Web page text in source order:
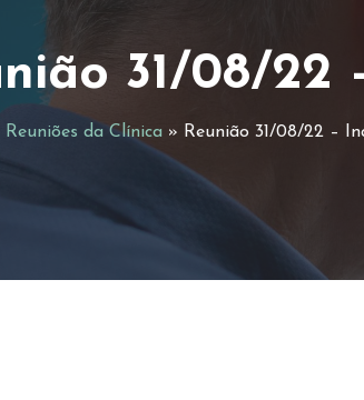
31/08/22
Reuniões da Clínica » Reunião 31/08/22 –